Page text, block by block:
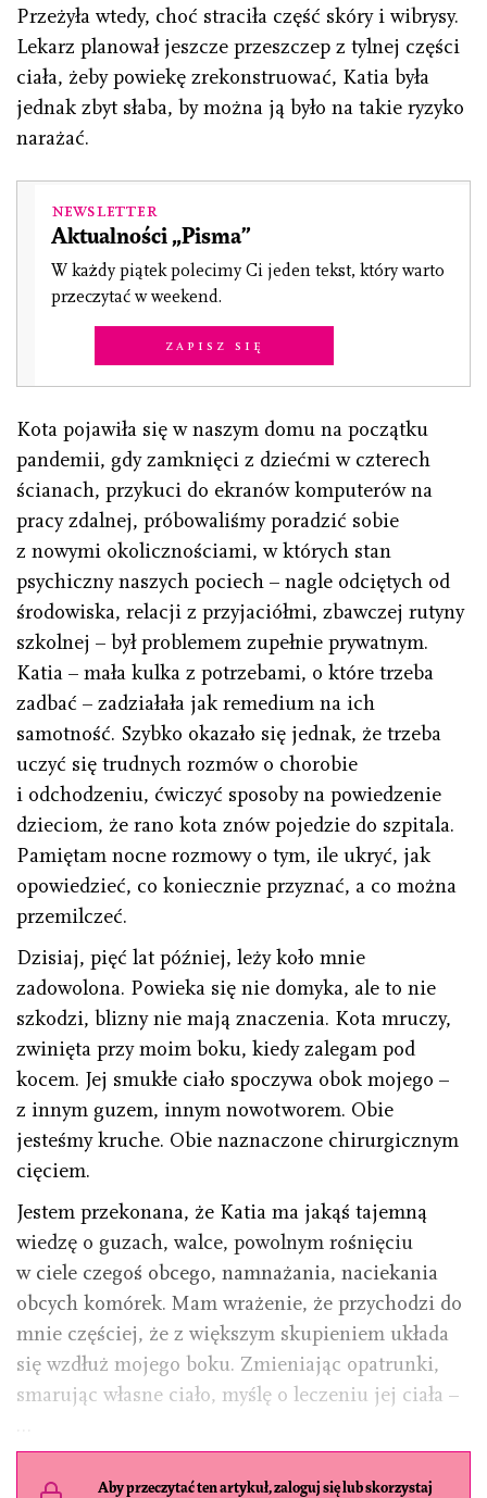
Przeżyła wtedy, choć straciła część skóry i wibrysy.
Lekarz planował jeszcze przeszczep z tylnej części
ciała, żeby powiekę zrekonstruować, Katia była
jednak zbyt słaba, by można ją było na takie ryzyko
narażać.
Newsletter
Aktualności „Pisma”
W każdy piątek polecimy Ci jeden tekst, który warto
przeczytać w weekend.
Zapisz się
Kota pojawiła się w naszym domu na początku
pandemii, gdy zamknięci z dziećmi w czterech
ścianach, przykuci do ekranów komputerów na
pracy zdalnej, próbowaliśmy poradzić sobie
z nowymi okolicznościami, w których stan
psychiczny naszych pociech – nagle odciętych od
środowiska, relacji z przyjaciółmi, zbawczej rutyny
szkolnej – był problemem zupełnie prywatnym.
Katia – mała kulka z potrzebami, o które trzeba
zadbać – zadziałała jak remedium na ich
samotność. Szybko okazało się jednak, że trzeba
uczyć się trudnych rozmów o chorobie
i odchodzeniu, ćwiczyć sposoby na powiedzenie
dzieciom, że rano kota znów pojedzie do szpitala.
Pamiętam nocne rozmowy o tym, ile ukryć, jak
opowiedzieć, co koniecznie przyznać, a co można
przemilczeć.
Dzisiaj, pięć lat później, leży koło mnie
zadowolona. Powieka się nie domyka, ale to nie
szkodzi, blizny nie mają znaczenia. Kota mruczy,
zwinięta przy moim boku, kiedy zalegam pod
kocem. Jej smukłe ciało spoczywa obok mojego –
z innym guzem, innym nowotworem. Obie
jesteśmy kruche. Obie naznaczone chirurgicznym
cięciem.
Jestem przekonana, że Katia ma jakąś tajemną
wiedzę o guzach, walce, powolnym rośnięciu
w ciele czegoś obcego, namnażania, naciekania
obcych komórek. Mam wrażenie, że przychodzi do
mnie częściej, że z większym skupieniem układa
się wzdłuż mojego boku. Zmieniając opatrunki,
smarując własne ciało, myślę o leczeniu jej ciała –
Aby przeczytać ten artykuł, zaloguj się lub skorzystaj